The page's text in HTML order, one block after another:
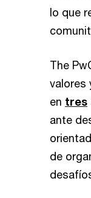
lo que
The
valores
en tres
ante
de